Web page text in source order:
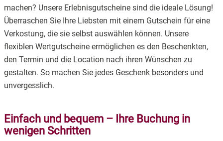
machen? Unsere Erlebnisgutscheine sind die ideale Lösung!
Überraschen Sie Ihre Liebsten mit einem Gutschein für eine
Verkostung, die sie selbst auswählen können. Unsere
flexiblen Wertgutscheine ermöglichen es den Beschenkten,
den Termin und die Location nach ihren Wünschen zu
gestalten. So machen Sie jedes Geschenk besonders und
unvergesslich.
Einfach und bequem – Ihre Buchung in
wenigen Schritten